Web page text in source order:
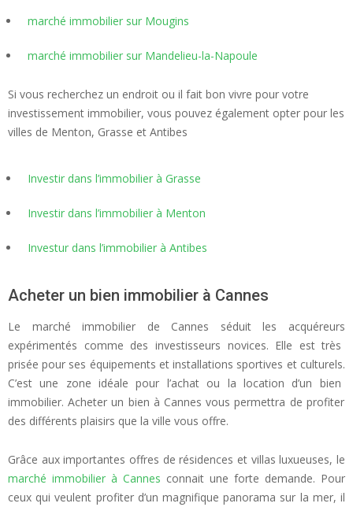
marché immobilier sur Mougins
marché immobilier sur Mandelieu-la-Napoule
Si vous recherchez un endroit ou il fait bon vivre pour votre
investissement immobilier, vous pouvez également opter pour les
villes de Menton, Grasse et Antibes
Investir dans l’immobilier à Grasse
Investir dans l’immobilier à Menton
Investur dans l’immobilier à Antibes
Acheter un bien immobilier à Cannes
Le marché immobilier de Cannes séduitles acquéreurs
expérimentés comme des investisseurs novices. Elle esttrès
prisée pour ses équipements etinstallations sportives etculturels.
C’est une zone idéale pour l’achatou la location d’un bien
immobilier. Acheter un bien à Cannes vous permettra de profiter
des différents plaisirs que la ville vous offre.
Grâce aux importantes offres de résidences et villas luxueuses, le
marché immobilier à Cannes connait une forte demande. Pour
ceux qui veulent profiter d’un magnifique panorama sur la mer, il